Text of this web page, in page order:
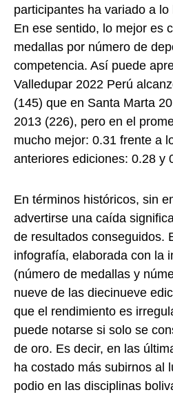
participantes ha variado a
En ese sentido, lo mejor es
medallas por número de
competencia. Así puede
Valledupar 2022 Perú
(145) que en Santa Marta
2013 (226), pero en el
mucho mejor: 0.31 frente a
anteriores ediciones: 0.28 y
En términos históricos, sin
advertirse una caída
de resultados conseguidos.
infografía, elaborada con la
(número de medallas y
nueve de las diecinueve
que el rendimiento es
puede notarse si solo se
de oro. Es decir, en las
ha costado más subirnos al
podio en las disciplinas